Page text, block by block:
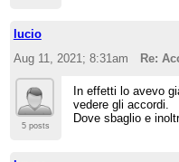
lucio
Aug 11, 2021; 8:31am
Re:
5 posts
In effetti lo avevo
vedere gli accordi.
Dove sbaglio e